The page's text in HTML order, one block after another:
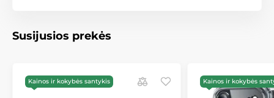
atspaudus ir suteikiantis veiksmingą ekrano
Idealiai montuokite vonios kambaryje po dušo –
Susijusios prekės
Kainos ir kokybės santykis Kainos ir kokybės